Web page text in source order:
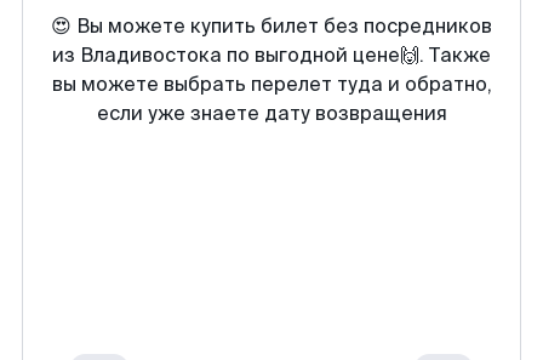
😍 Вы можете купить билет без посредников
из Владивостока по выгодной цене🙌. Также
вы можете выбрать перелет туда и обратно,
если уже знаете дату возвращения